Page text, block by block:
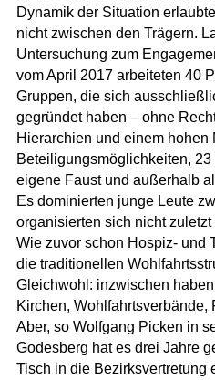
Dynamik der Situation
nicht zwischen den Trägern.
Untersuchung zum
vom April 2017 arbeiteten 40
Gruppen, die sich
gegründet haben – ohne
Hierarchien und einem hohen
Beteiligungsmöglichkeiten,
eigene Faust und außerhalb
Es dominierten junge Leute
organisierten sich nicht
Wie zuvor schon Hospiz- und
die traditionellen
Gleichwohl: inzwischen
Kirchen,
Aber, so Wolfgang Picken in
Godesberg hat es drei Jahre
Tisch in die Bezirksvertretung